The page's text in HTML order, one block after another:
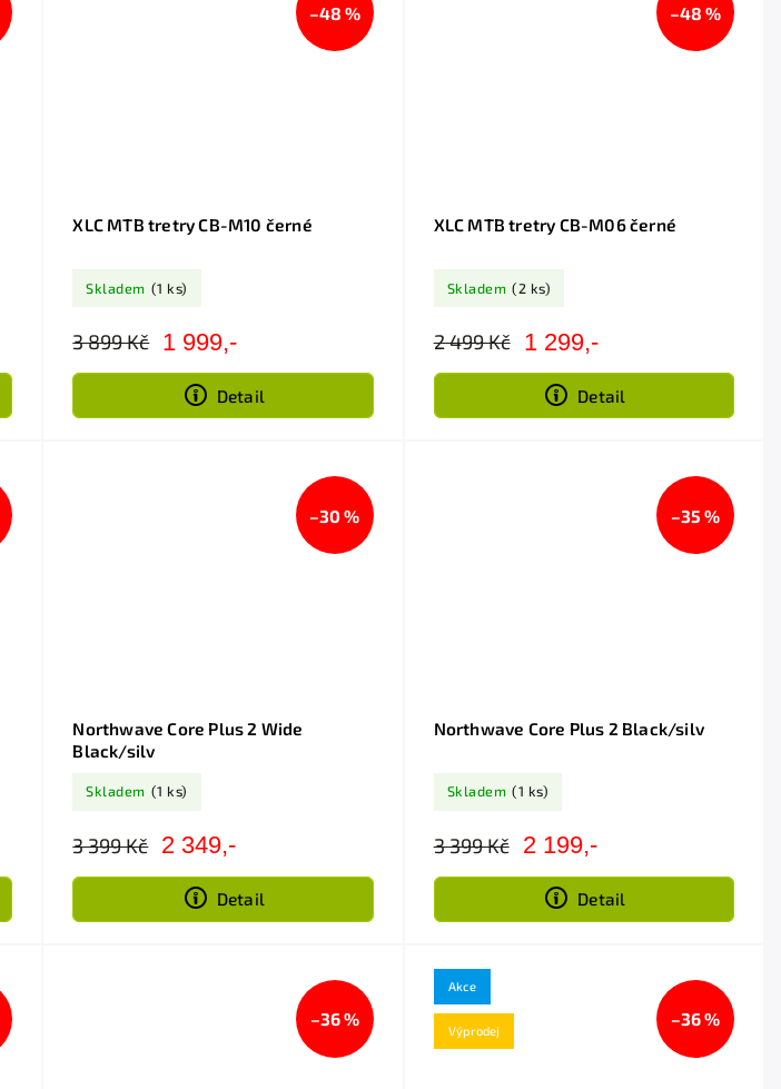
–48 %
XLC MTB tretry CB-M10 černé
Skladem (1 ks)
3 899 Kč 1 999,-
Detail
–48 %
XLC MTB tretry CB-M06 černé
Skladem (2 ks)
2 499 Kč 1 299,-
Detail
–30 %
Northwave Core Plus 2 Wide
Black/silv
Skladem (1 ks)
3 399 Kč 2 349,-
Detail
–35 %
Northwave Core Plus 2 Black/silv
Skladem (1 ks)
3 399 Kč 2 199,-
Detail
–36 %
Akce
Výprodej
–36 %